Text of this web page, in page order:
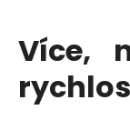
Více,
PN
Zavolá